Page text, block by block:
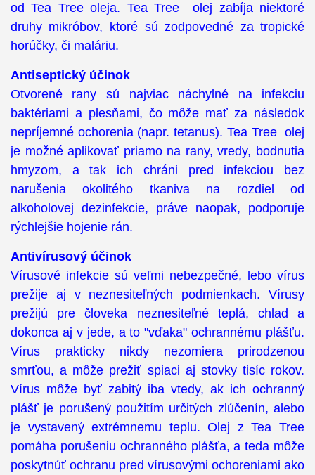
od Tea Tree oleja. Tea Tree olej zabíja niektoré
druhy mikróbov, ktoré sú zodpovedné za tropické
horúčky, či maláriu.
Antiseptický účinok
Otvorené rany sú najviac náchylné na infekciu
baktériami a plesňami, čo môže mať za následok
nepríjemné ochorenia (napr. tetanus). Tea Tree olej
je možné aplikovať priamo na rany, vredy, bodnutia
hmyzom, a tak ich chráni pred infekciou bez
narušenia okolitého tkaniva na rozdiel od
alkoholovej dezinfekcie, práve naopak, podporuje
rýchlejšie hojenie rán.
Antivírusový účinok
Vírusové infekcie sú veľmi nebezpečné, lebo vírus
prežije aj v neznesiteľných podmienkach. Vírusy
prežijú pre človeka neznesiteľné teplá, chlad a
dokonca aj v jede, a to "vďaka" ochrannému plášťu.
Vírus prakticky nikdy nezomiera prirodzenou
smrťou, a môže prežiť spiaci aj stovky tisíc rokov.
Vírus môže byť zabitý iba vtedy, ak ich ochranný
plášť je porušený použitím určitých zlúčenín, alebo
je vystavený extrémnemu teplu. Olej z Tea Tree
pomáha porušeniu ochranného plášťa, a teda môže
poskytnúť ochranu pred vírusovými ochoreniami ako